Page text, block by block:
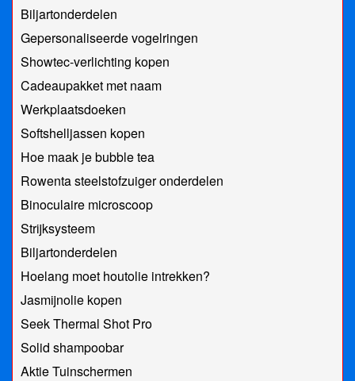
Biljartonderdelen
Gepersonaliseerde vogelringen
Showtec-verlichting kopen
Cadeaupakket met naam
Werkplaatsdoeken
Softshelljassen kopen
Hoe maak je bubble tea
Rowenta steelstofzuiger onderdelen
Binoculaire microscoop
Strijksysteem
Biljartonderdelen
Hoelang moet houtolie intrekken?
Jasmijnolie kopen
Seek Thermal Shot Pro
Solid shampoobar
Aktie Tuinschermen